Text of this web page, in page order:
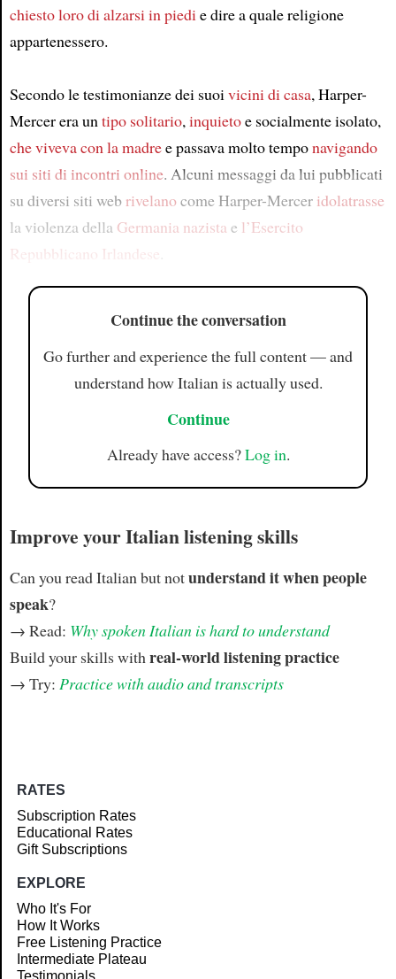
Article
chiesto loro di alzarsi in piedie dire a quale religione
appartenessero.
Secondo le testimonianze dei suoivicini di casa, Harper-
Mercer era untipo solitario,inquietoe socialmente isolato,
che viveva con la madree passava molto temponavigando
sui siti di incontri online. Alcuni messaggi da lui pubblicati
su diversi siti webrivelanocome Harper-Mercer idolatrasse
la violenza della Germania nazista e l’Esercito
Repubblicano Irlandese
Continue the conversation
Go further and experience the full content — and
understand how Italian is actually used.
Continue
Already have access?Log in.
Improve your Italian listening skills
Can you read Italian but notunderstand it when people
speak?
→ Read: Why spoken Italian is hard to understand
Build your skills with real-world listening practice
→ Try: Practice with audio and transcripts
RATES
Subscription Rates
Educational Rates
Gift Subscriptions
EXPLORE
Who It's For
How It Works
Free Listening Practice
Intermediate Plateau
Testimonials